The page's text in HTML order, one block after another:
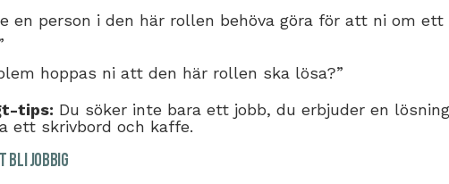
en person i den här rollen behöva göra för att ni om ett
hoppas ni att den här rollen ska lösa?”
tips: Du söker inte bara ett jobb, du erbjuder en
ett skrivbord och kaffe.
bli jobbig